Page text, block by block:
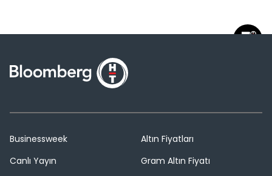
Businessweek
Canlı Yayın
Altın Fiyatları
Gram Altın Fiyatı